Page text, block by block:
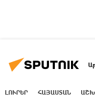
ԼՈՒՐԵՐ ՀԱՅԱՍՏԱՆ